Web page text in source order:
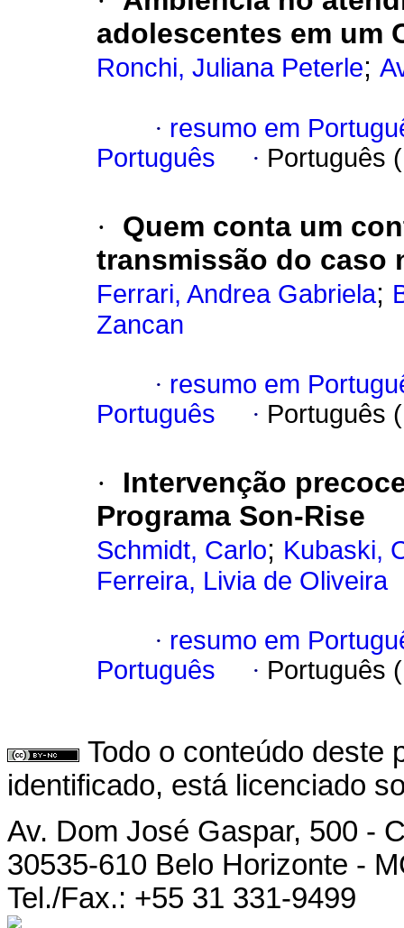
adolescentes em um
Ronchi, Juliana Peterle;
· resumo em
Português
· Português
·
Quem conta um
transmissão do caso
Ferrari, Andrea Gabriela;
Zancan
· resumo em
Português
· Português
·
Intervenção
Programa Son-Rise
Schmidt, Carlo; Kubaski,
Ferreira, Livia de Oliveira
· resumo em
Português
· Português
Todo o conteúdo deste
identificado, está licenciado
Av. Dom José Gaspar, 500 -
30535-610 Belo Horizonte -
Tel./Fax.: +55 31 331-9499